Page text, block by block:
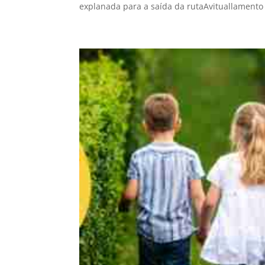
explanada para a saída da rutaAvituallamento